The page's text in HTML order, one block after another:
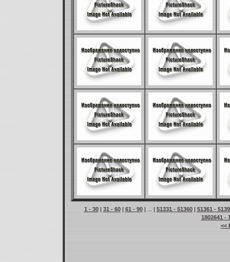
1 - 30| 31 - 60| 61 - 90| ... | 51331 - 51360| 51361 -
1802641 -
<<